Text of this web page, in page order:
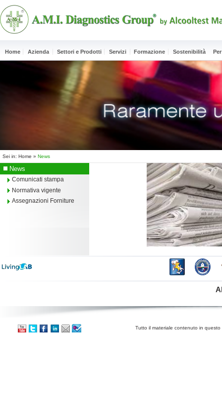
Home Azienda Settori e Prodotti Servizi Formazione Sostenibilità
Sei in: Home » News
News
Comunicati stampa
Normativa vigente
Assegnazioni Forniture
Tutto il materiale contenuto in